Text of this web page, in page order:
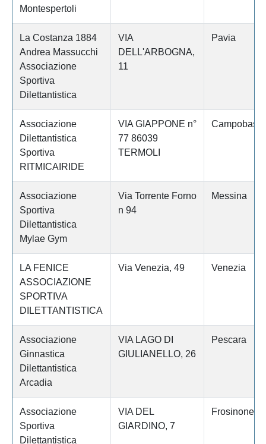
Montespertoli
La Costanza 1884
Andrea Massucchi
Associazione
Sportiva
Dilettantistica
VIA
DELL'ARBOGNA,
11
Pavia
Associazione
Dilettantistica
Sportiva
RITMICAIRIDE
VIA GIAPPONE n°
77 86039
TERMOLI
Associazione
Sportiva
Dilettantistica
Mylae Gym
Via Torrente Forno
n 94
Messina
LA FENICE
ASSOCIAZIONE
SPORTIVA
DILETTANTISTICA
Via Venezia, 49 Venezia
Associazione
Ginnastica
Dilettantistica
Arcadia
VIA LAGO DI
GIULIANELLO, 26
Pescara
Associazione
Sportiva
Dilettantistica
VIA DEL
GIARDINO, 7
Frosinone